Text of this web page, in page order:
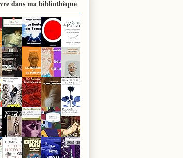
dans ma bibliothèque